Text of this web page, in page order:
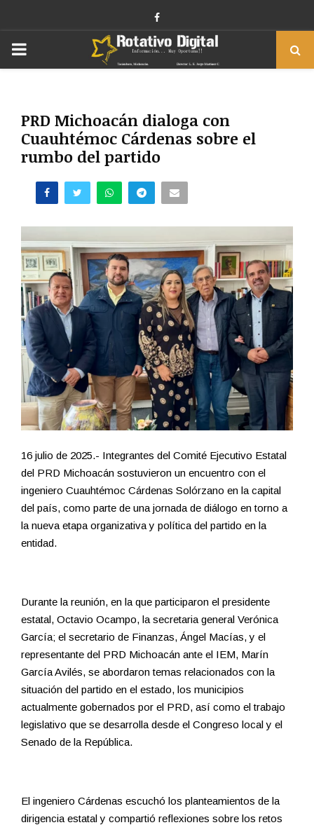
Facebook
PRIMARY
PRD Michoacán dialoga con
Cuauhtémoc Cárdenas sobre el
rumbo del partido
16 julio de 2025.- Integrantes del Comité Ejecutivo Estatal
del PRD Michoacán sostuvieron un encuentro con el
ingeniero Cuauhtémoc Cárdenas Solórzano en la capital
del país, como parte de una jornada de diálogo en torno a
la nueva etapa organizativa y política del partido en la
entidad.
Durante la reunión, en la que participaron el presidente
estatal, Octavio Ocampo, la secretaria general Verónica
García; el secretario de Finanzas, Ángel Macías, y el
representante del PRD Michoacán ante el IEM, Marín
García Avilés, se abordaron temas relacionados con la
situación del partido en el estado, los municipios
actualmente gobernados por el PRD, así como el trabajo
legislativo que se desarrolla desde el Congreso local y el
Senado de la República.
El ingeniero Cárdenas escuchó los planteamientos de la
dirigencia estatal y compartió reflexiones sobre los retos